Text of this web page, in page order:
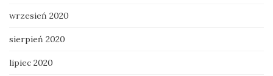
wrzesień 2020
sierpień 2020
lipiec 2020